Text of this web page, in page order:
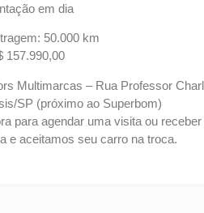
em dia
50.000 km
157.990,00
Multimarcas – Rua Professor
SP (próximo ao Superbom)
para agendar uma visita ou
e aceitamos seu carro na troca.